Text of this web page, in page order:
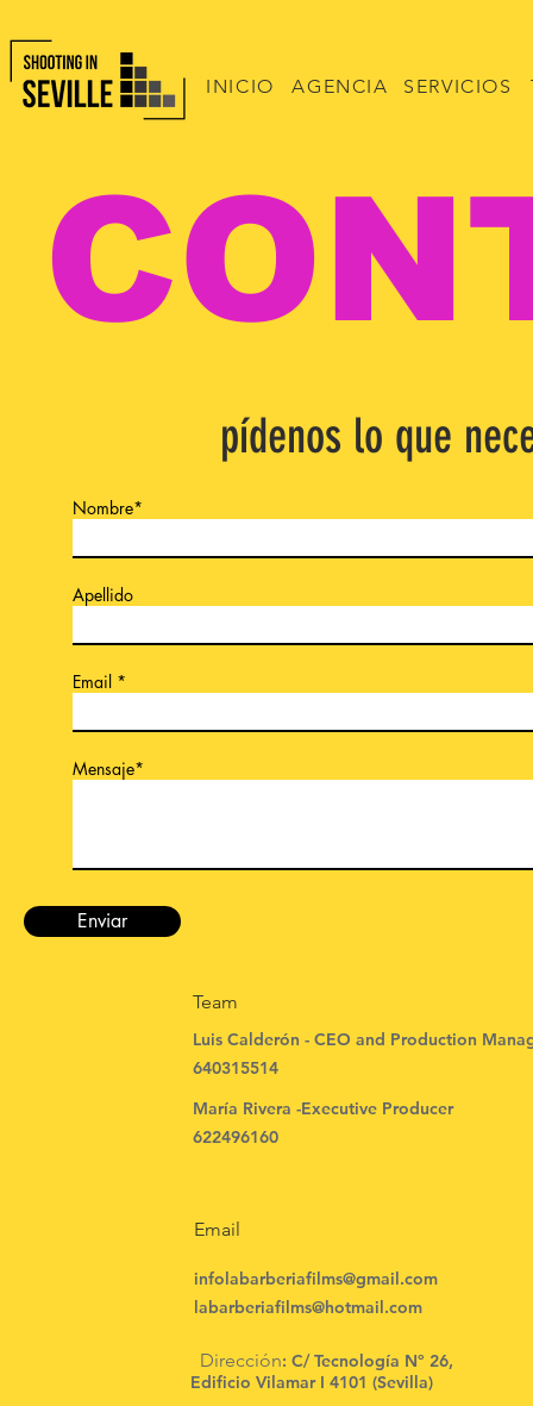
pídenos lo que
Nombre*
Apellido
Email
Mensaje*
Enviar
Team
Luis Calderón - CEO and Production
640315514
María Rivera -Executive Producer
622496160
Email
infolabarberiafilms@gmail.com
labarberiafilms@hotmail.com
Dirección: C/ Tecnología Nº 26,
Edificio Vilamar I 4101 (Sevilla)
INICIO SERVICIOS
AGENCIA